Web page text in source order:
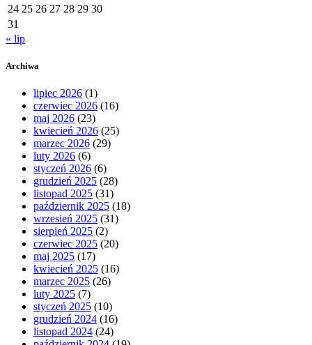
24 25 26 27 28 29 30
31
« lip
Archiwa
lipiec 2026 (1)
czerwiec 2026 (16)
maj 2026 (23)
kwiecień 2026 (25)
marzec 2026 (29)
luty 2026 (6)
styczeń 2026 (6)
grudzień 2025 (28)
listopad 2025 (31)
październik 2025 (18)
wrzesień 2025 (31)
sierpień 2025 (2)
czerwiec 2025 (20)
maj 2025 (17)
kwiecień 2025 (16)
marzec 2025 (26)
luty 2025 (7)
styczeń 2025 (10)
grudzień 2024 (16)
listopad 2024 (24)